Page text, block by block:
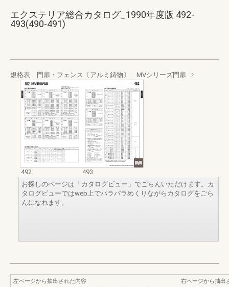
エクステリア総合カタログ_1990年度版 492-
493(490-491)
規格表 門扉・フェンス〔アルミ鋳物〕 MVシリーズ門扉
492
493
お探しのページは「カタログビュー」でごらんいただけます。カ
タログビューではweb上でパラパラめくりながらカタログをごら
んになれます。
左ページから抽出された内容
右ページから抽出